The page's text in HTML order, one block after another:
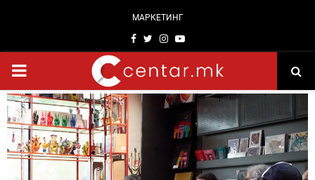
МАРКЕТИНГ
Facebook
TwitterInstagram
Youtube
PRIMARY
MENU